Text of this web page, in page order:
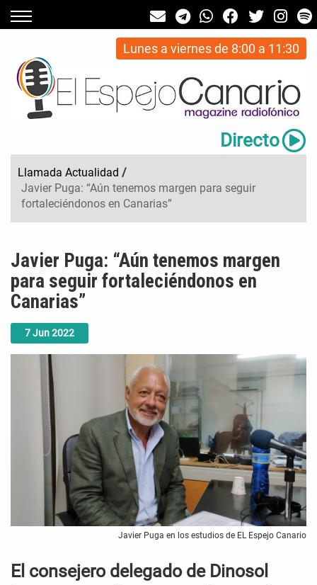
Lunes a viernes de 8:00 a 11:30
Directo
Llamada Actualidad /
Javier Puga: “Aún tenemos margen para seguir
fortaleciéndonos en Canarias”
7Jun2022
Javier Puga: “Aún tenemos margen
para seguir fortaleciéndonos en
Canarias”
Javier Puga en los estudios de EL Espejo Canario
El consejero delegado de Dinosol